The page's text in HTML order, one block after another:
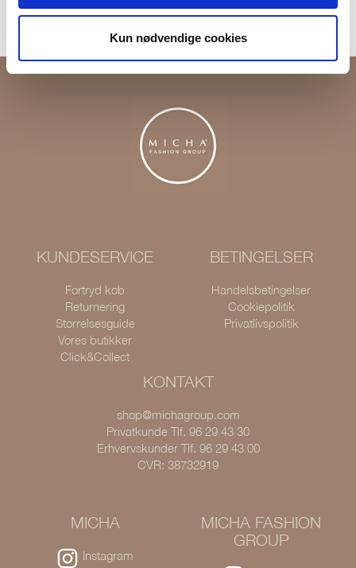
Kun nødvendige cookies
KUNDESERVICE
Fortryd køb
Returnering
Størrelsesguide
Vores butikker
Click&Collect
BETINGELSER
Handelsbetingelser
Cookiepolitik
Privatlivspolitik
KONTAKT
shop@michagroup.com
Privatkunde Tlf. 96 29 43 30
Erhvervskunder Tlf. 96 29 43 00
CVR: 38732919
MICHA
Instagram
MICHA FASHION
GROUP